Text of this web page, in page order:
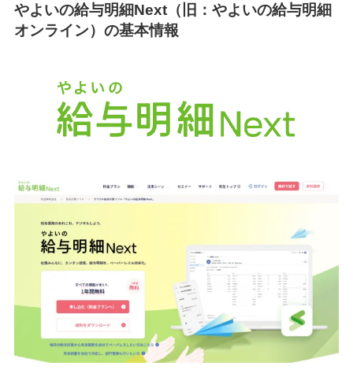
やよいの給与明細Next（旧：やよいの給与明細
オンライン）の基本情報